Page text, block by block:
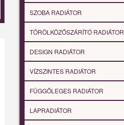
SZOBA RADIÁTOR
TÖRÖLKÖZŐSZÁRÍTÓ RADIÁTOR
DESIGN RADIÁTOR
VÍZSZINTES RADIÁTOR
FÜGGŐLEGES RADIÁTOR
LAPRADIÁTOR